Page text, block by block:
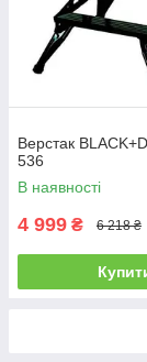
Верстак
536
В наявності
4 999 ₴ 6 218 ₴